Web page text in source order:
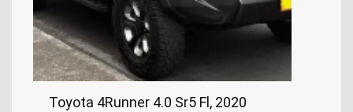
Toyota 4Runner 4.0 Sr5 Fl, 2020